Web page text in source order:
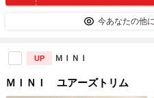
今あなたの他に
UP ＭＩＮＩ
ＭＩＮＩ ユアーズトリム